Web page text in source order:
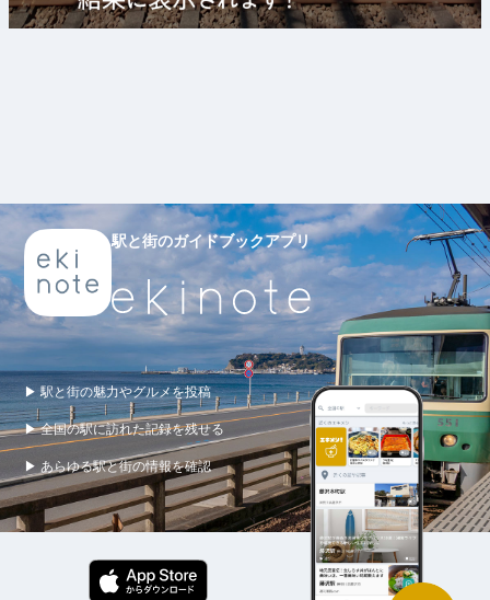
駅と街のガイドブックアプリ
▶ 駅と街の魅力やグルメを投稿
▶ 全国の駅に訪れた記録を残せる
▶ あらゆる駅と街の情報を確認